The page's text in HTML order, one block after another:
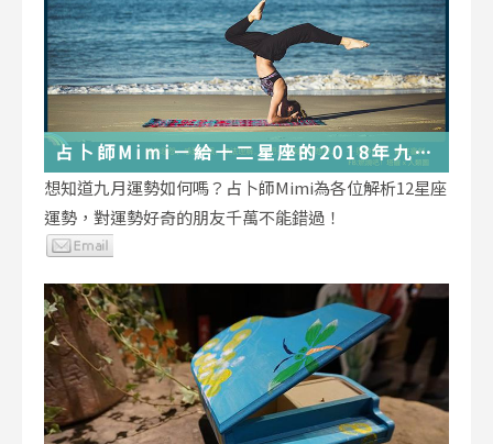
占卜師Mimi－給十二星座的2018年九月
運勢小叮嚀
想知道九月運勢如何嗎？占卜師Mimi為各位解析12星座
運勢，對運勢好奇的朋友千萬不能錯過！